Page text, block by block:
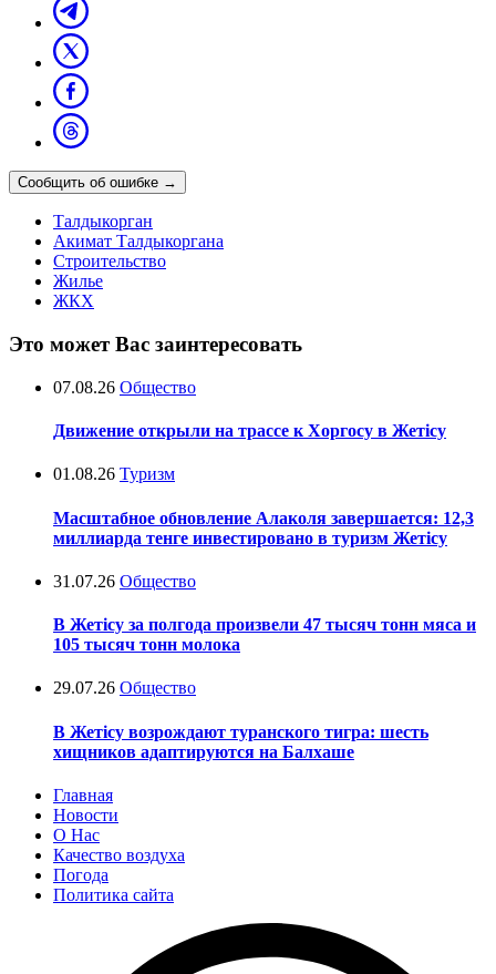
Сообщить об ошибке →
Талдыкорган
Акимат Талдыкоргана
Строительство
Жилье
ЖКХ
Это может Вас заинтересовать
07.08.26 Общество
Движение открыли на трассе к Хоргосу в Жетісу
01.08.26 Туризм
Масштабное обновление Алаколя завершается: 12,3
миллиарда тенге инвестировано в туризм Жетісу
31.07.26 Общество
В Жетісу за полгода произвели 47 тысяч тонн мяса и
105 тысяч тонн молока
29.07.26 Общество
В Жетісу возрождают туранского тигра: шесть
хищников адаптируются на Балхаше
Главная
Новости
О Нас
Качество воздуха
Погода
Политика сайта